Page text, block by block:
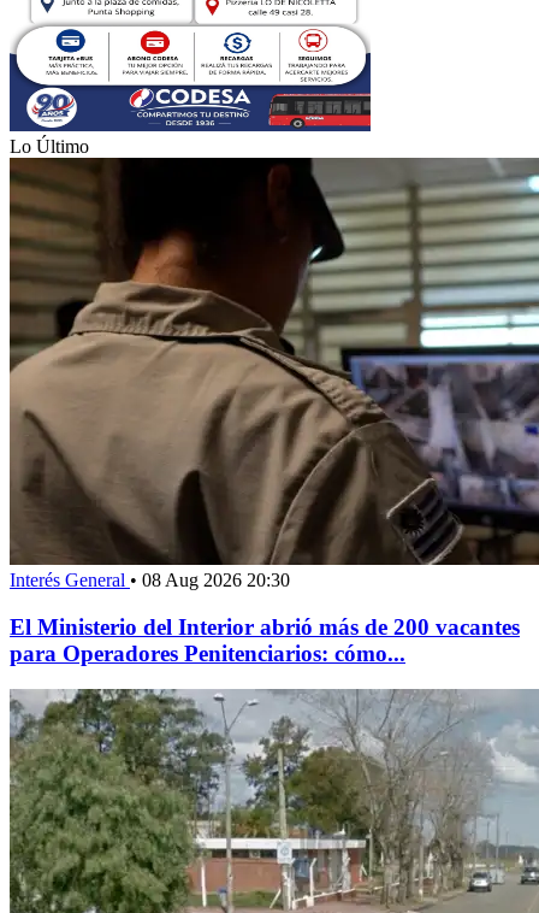
Lo Último
Interés General • 08 Aug 2026 20:30
El Ministerio del Interior abrió más de 200 vacantes
para Operadores Penitenciarios: cómo...